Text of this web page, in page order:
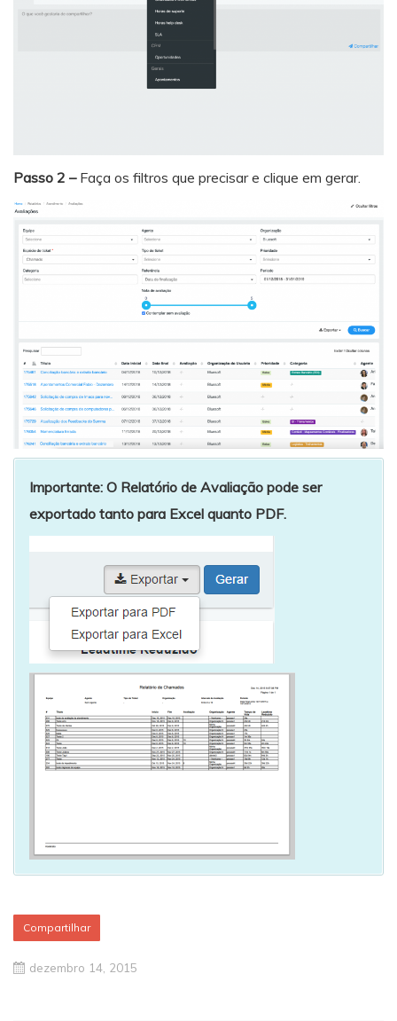
Passo 2 – Faça os filtros que precisar e clique em gerar.
Importante: O Relatório de Avaliação pode ser
exportado tanto para Excel quanto PDF.
Compartilhar
dezembro 14, 2015